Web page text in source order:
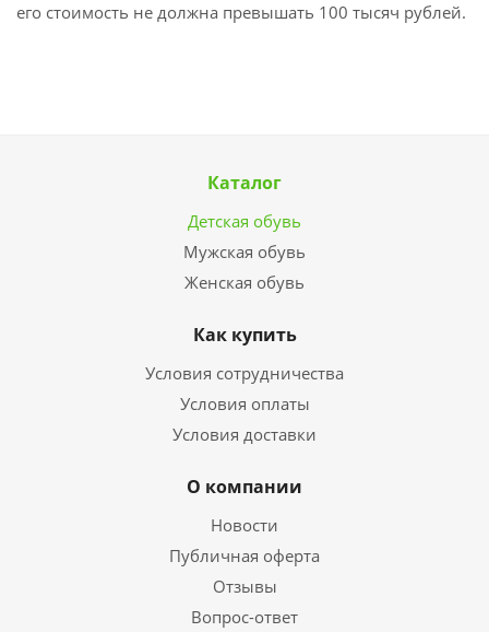
его стоимость не должна превышать 100 тысяч рублей.
Каталог
Детская обувь
Мужская обувь
Женская обувь
Как купить
Условия сотрудничества
Условия оплаты
Условия доставки
О компании
Новости
Публичная оферта
Отзывы
Вопрос-ответ